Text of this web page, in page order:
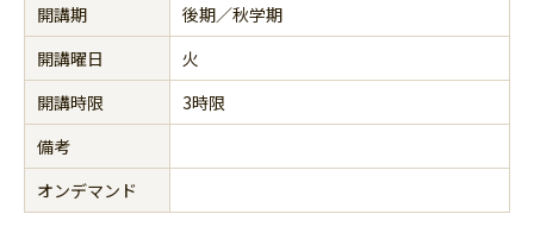
開講期
後期／秋学期
開講曜日
火
開講時限
3時限
備考
オンデマンド